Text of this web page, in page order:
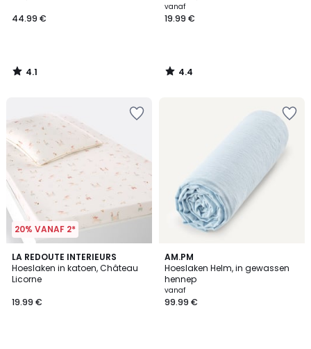
44.99 €
4.1
/
vanaf
19.99 €
4.4
/
20% VANAF 2*
LA REDOUTE INTERIEURS
Hoeslaken in katoen, Château
Licorne
19.99 €
4.9
/ 5
AM.PM
Hoeslaken Helm, in gewassen
hennep
vanaf
99.99 €
4.3
/ 5
2
Kleuren